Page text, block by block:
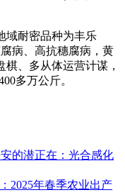
耐密品种为丰乐
病、高抗穗腐病，黄
、多从体运营计谋，
多万公斤。
的潜正在：光合感化
2025年春季农业出产